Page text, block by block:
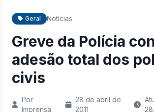
Geral Notícias
Greve da Polícia
adesão total dos
civis
Por
Imprensa
28 de abril de
2011